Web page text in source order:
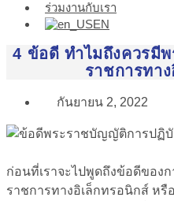
ร่วมงานกับเรา
EN
4 ข้อดี ทำไมถึงควรมี
ราชการทา
กันยายน 2, 2022
ก่อนที่เราจะไปพูดถึงข้อดีขอ
ราชการทางอิเล็กทรอนิกส์ หรื